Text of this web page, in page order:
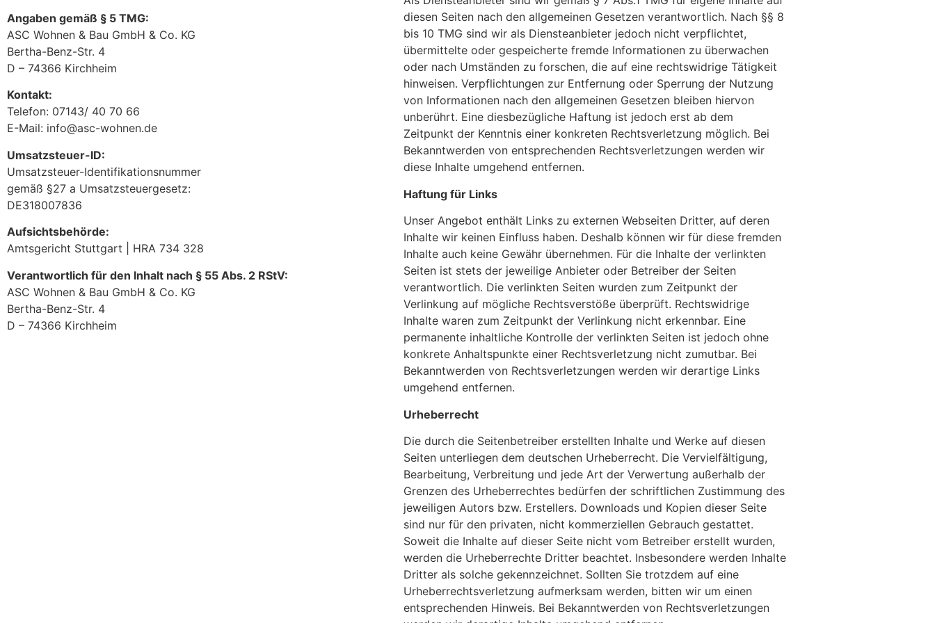
Angaben gemäß § 5 TMG:
ASC Wohnen & Bau GmbH & Co. KG
Bertha-Benz-Str. 4
D – 74366 Kirchheim
Kontakt:
Telefon: 07143/ 40 70 66
E-Mail: info@asc-wohnen.de
Umsatzsteuer-ID:
Umsatzsteuer-Identifikationsnummer
gemäß §27 a Umsatzsteuergesetz:
DE318007836
Aufsichtsbehörde:
Amtsgericht Stuttgart | HRA 734 328
Verantwortlich für den Inhalt nach § 55 Abs. 2 RStV:
ASC Wohnen & Bau GmbH & Co. KG
Bertha-Benz-Str. 4
D – 74366 Kirchheim
diesen Seiten nach den allgemeinen Gesetzen verantwortlich. Nach §§ 8
bis 10 TMG sind wir als Diensteanbieter jedoch nicht verpflichtet,
übermittelte oder gespeicherte fremde Informationen zu überwachen
oder nach Umständen zu forschen, die auf eine rechtswidrige Tätigkeit
hinweisen. Verpflichtungen zur Entfernung oder Sperrung der Nutzung
von Informationen nach den allgemeinen Gesetzen bleiben hiervon
unberührt. Eine diesbezügliche Haftung ist jedoch erst ab dem
Zeitpunkt der Kenntnis einer konkreten Rechtsverletzung möglich. Bei
Bekanntwerden von entsprechenden Rechtsverletzungen werden wir
diese Inhalte umgehend entfernen.
Haftung für Links
Unser Angebot enthält Links zu externen Webseiten Dritter, auf deren
Inhalte wir keinen Einfluss haben. Deshalb können wir für diese fremden
Inhalte auch keine Gewähr übernehmen. Für die Inhalte der verlinkten
Seiten ist stets der jeweilige Anbieter oder Betreiber der Seiten
verantwortlich. Die verlinkten Seiten wurden zum Zeitpunkt der
Verlinkung auf mögliche Rechtsverstöße überprüft. Rechtswidrige
Inhalte waren zum Zeitpunkt der Verlinkung nicht erkennbar. Eine
permanente inhaltliche Kontrolle der verlinkten Seiten ist jedoch ohne
konkrete Anhaltspunkte einer Rechtsverletzung nicht zumutbar. Bei
Bekanntwerden von Rechtsverletzungen werden wir derartige Links
umgehend entfernen.
Urheberrecht
Die durch die Seitenbetreiber erstellten Inhalte und Werke auf diesen
Seiten unterliegen dem deutschen Urheberrecht. Die Vervielfältigung,
Bearbeitung, Verbreitung und jede Art der Verwertung außerhalb der
Grenzen des Urheberrechtes bedürfen der schriftlichen Zustimmung des
jeweiligen Autors bzw. Erstellers. Downloads und Kopien dieser Seite
sind nur für den privaten, nicht kommerziellen Gebrauch gestattet.
Soweit die Inhalte auf dieser Seite nicht vom Betreiber erstellt wurden,
werden die Urheberrechte Dritter beachtet. Insbesondere werden Inhalte
Dritter als solche gekennzeichnet. Sollten Sie trotzdem auf eine
Urheberrechtsverletzung aufmerksam werden, bitten wir um einen
entsprechenden Hinweis. Bei Bekanntwerden von Rechtsverletzungen